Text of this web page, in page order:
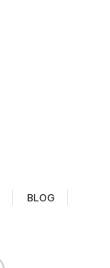
BLOG